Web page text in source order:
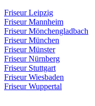
Friseur Leipzig
Friseur Mannheim
Friseur Mönchengladbach
Friseur München
Friseur Münster
Friseur Nürnberg
Friseur Stuttgart
Friseur Wiesbaden
Friseur Wuppertal